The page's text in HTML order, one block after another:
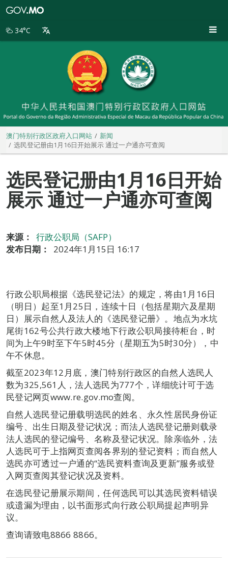
别
34°C
澳门特别行政区政府入口网站
新闻
选民登记册由1月16日开始展示 通过一户通亦可查阅
选民登记册由1月16日开始
展示 通过一户通亦可查阅
来源：
行政公职局（SAFP）
发布日期：
2024年1月15日 16:17
行政公职局根据《选民登记法》的规定，将由1月16日
（明日）起至1月25日，连续十日（包括星期六及星期
日）展示自然人及法人的《选民登记册》。地点为水坑
尾街162号公共行政大楼地下行政公职局接待柜台，时
间为上午9时至下午5时45分（星期五为5时30分），中
午不休息。
截至2023年12月底，澳门特别行政区的自然人选民人
数为325,561人，法人选民为777个，详细统计可于选
民登记网页www.re.gov.mo查阅。
自然人选民登记册载明选民的姓名、永久性居民身份证
编号、出生日期及登记状况；而法人选民登记册则载录
法人选民的登记编号、名称及登记状况。除亲临外，法
人选民可于上指网页查阅各界别的登记资料；而自然人
选民亦可透过一户通的“选民资料查询及更新”服务或登
入网页查阅其登记状况及资料。
在选民登记册展示期间，任何选民可以其选民资料错误
或遗漏为理由，以书面形式向行政公职局提起声明异
议。
查询请致电8866 8866。